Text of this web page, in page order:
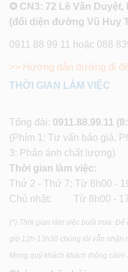
✪ CN3: 72 Lê Văn
(đối diện đường Vũ Huy
0911 88 99 11 hoặc 088
>> Hướng dẫn đường đi
THỜI GIAN LÀM VIỆC
Tổng đài: 0911.88.99.11
(Phím 1: Tư vấn báo giá,
3: Phản ánh chất lượng)
Thời gian làm việc:
Thứ 2 - Thứ 7: Từ 8h00 -
Chủ nhật: Từ 8h00 -
(*) Thời gian làm việc buổi trưa:
giờ 12h-13h30 chúng tôi vẫn nhận
Mong quý khách khách thông cảm!